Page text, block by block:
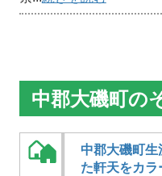
中郡大磯町の
中郡大磯町
た軒天をカラ